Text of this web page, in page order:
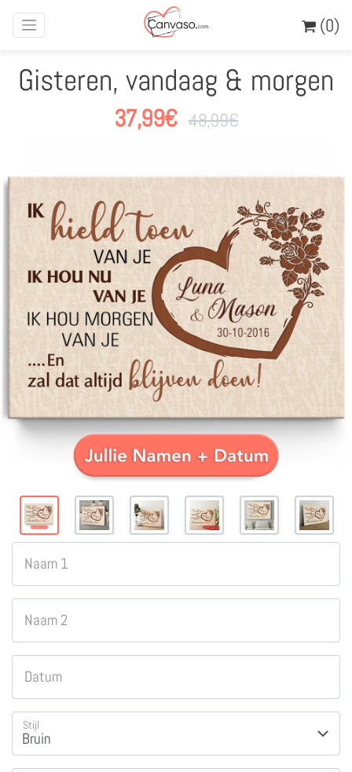
(0)
Gisteren, vandaag & morgen
37,99€ 48,99€
Naam 1
Naam 2
Datum
Stijl